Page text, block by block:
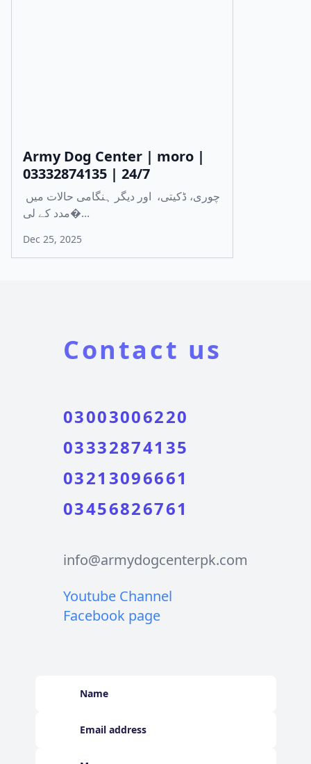
Army Dog Center | moro |
03332874135 | 24/7
مدد کے لی�...
Dec 25, 2025
Contact us
03003006220
03332874135
03213096661
03456826761
info@armydogcenterpk.com
Youtube Channel
Facebook page